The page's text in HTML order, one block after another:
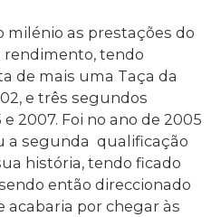
milénio as prestações do
rendimento, tendo
de mais uma Taça da
e três segundos
2007. Foi no ano de 2005
a segunda qualificação
história, tendo ficado
então direccionado
acabaria por chegar às